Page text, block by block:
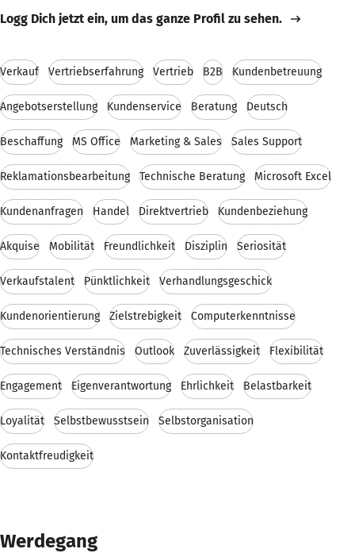
Logg Dich jetzt ein, um das ganze Profil zu sehen.
Verkauf Vertriebserfahrung Vertrieb B2B Kundenbetreuung
Angebotserstellung Kundenservice Beratung Deutsch
Beschaffung MS Office Marketing & Sales Sales Support
Reklamationsbearbeitung Technische Beratung Microsoft Excel
Kundenanfragen Handel Direktvertrieb Kundenbeziehung
Akquise Mobilität Freundlichkeit Disziplin Seriosität
Verkaufstalent Pünktlichkeit Verhandlungsgeschick
Kundenorientierung Zielstrebigkeit Computerkenntnisse
Technisches Verständnis Outlook Zuverlässigkeit Flexibilität
Engagement Eigenverantwortung Ehrlichkeit Belastbarkeit
Loyalität Selbstbewusstsein Selbstorganisation
Kontaktfreudigkeit
Werdegang